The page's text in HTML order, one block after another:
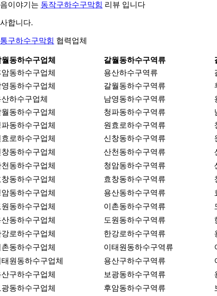
이야기는 동작구하수구막힘 리뷰 입니다
합니다.
구하수구막힘 협력업체
동하수구업체 갈월동하수구역류
동하수구업체
용산하수구역류
동하수구업체
갈월동하수구역류
하수구업체
남영동하수구역류
동하수구업체
청파동하수구역류
동하수구업체
원효로하수구역류
로하수구업체
신창동하수구역류
동하수구업체
산천동하수구역류
동하수구업체
청암동하수구역류
동하수구업체
효창동하수구역류
동하수구업체
용산동하수구역류
동하수구업체
이촌동하수구역류
동하수구업체
도원동하수구역류
로하수구업체
한강로하수구역류
동하수구업체
이태원동하수구역류
원동하수구업체
용산구하수구역류
구하수구업체
보광동하수구역류
동하수구업체
후암동하수구역류